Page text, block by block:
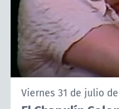
Viernes 31 de julio